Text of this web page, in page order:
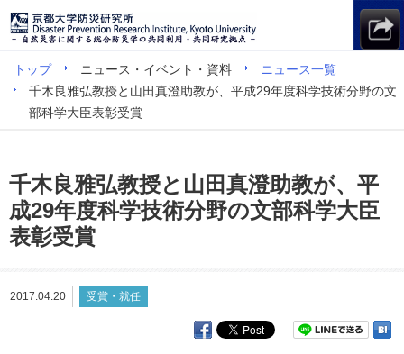
トップ ニュース・イベント・資料
ニュース一覧
千木良雅弘教授と山田真澄助教が、平成29年度科学技術分野の文
部科学大臣表彰受賞
千木良雅弘教授と山田真澄助教が、平
成29年度科学技術分野の文部科学大臣
表彰受賞
2017.04.20 受賞・就任